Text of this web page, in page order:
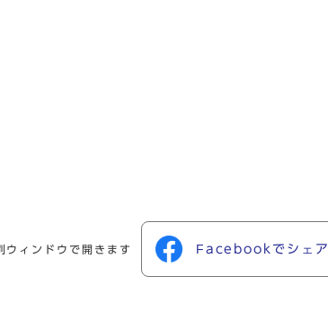
ウィンドウで開きます Facebookでシェア